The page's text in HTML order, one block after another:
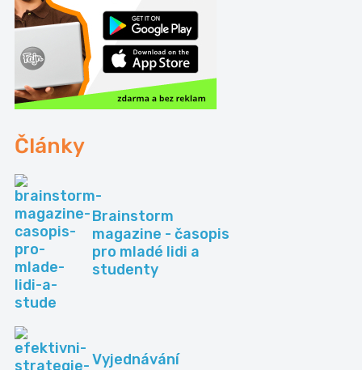
Články
Brainstorm
magazine - časopis
pro mladé lidi a
studenty
Vyjednávání